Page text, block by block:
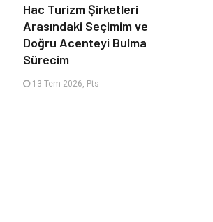
Hac Turizm Şirketleri
Arasındaki Seçimim ve
Doğru Acenteyi Bulma
Sürecim
13 Tem 2026, Pts